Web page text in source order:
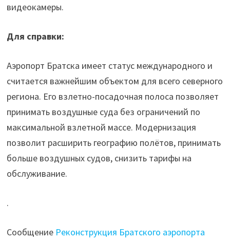
видеокамеры.
Для справки:
Аэропорт Братска имеет статус международного и
считается важнейшим объектом для всего северного
региона. Его взлетно-посадочная полоса позволяет
принимать воздушные суда без ограничений по
максимальной взлетной массе. Модернизация
позволит расширить географию полётов, принимать
больше воздушных судов, снизить тарифы на
обслуживание.
.
Сообщение Реконструкция Братского аэропорта